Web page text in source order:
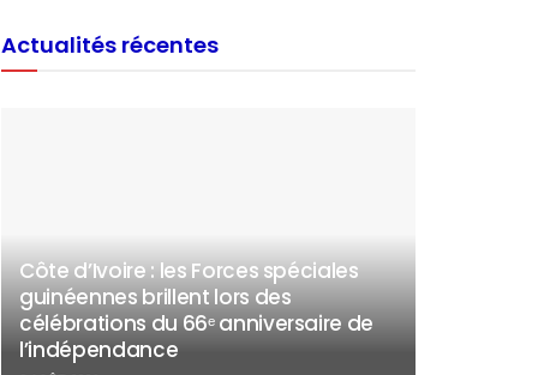
Actualités récentes
Côte d’Ivoire : les Forces spéciales
guinéennes brillent lors des
célébrations du 66ᵉ anniversaire de
l’indépendance